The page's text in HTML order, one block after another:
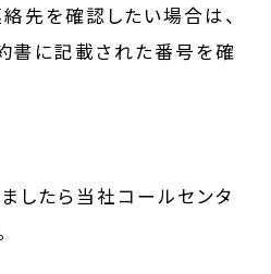
先を確認したい場合は、
書に記載された番号を確
したら当社コールセンタ